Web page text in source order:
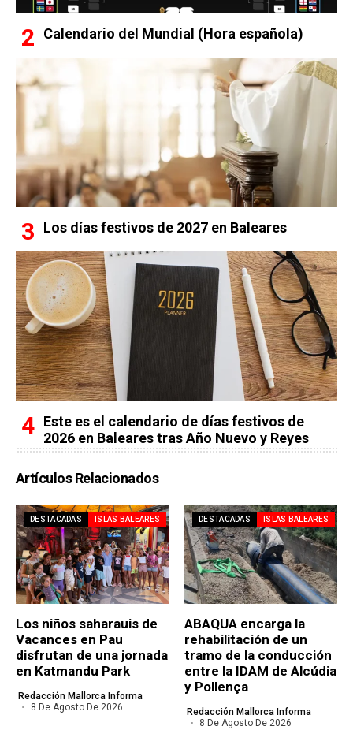
Calendario del Mundial (Hora española)
Los días festivos de 2027 en Baleares
Este es el calendario de días festivos de
2026 en Baleares tras Año Nuevo y Reyes
Artículos Relacionados
DESTACADAS ISLAS BALEARES
Los niños saharauis de
Vacances en Pau
disfrutan de una jornada
en Katmandu Park
Redacción Mallorca Informa
8 De Agosto De 2026
DESTACADAS ISLAS BALEARES
ABAQUA encarga la
rehabilitación de un
tramo de la conducción
entre la IDAM de Alcúdia
y Pollença
Redacción Mallorca Informa
8 De Agosto De 2026